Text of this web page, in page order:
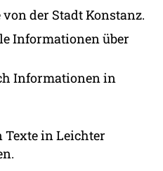
der Stadt Konstanz.
Informationen über
Informationen in
Texte in Leichter